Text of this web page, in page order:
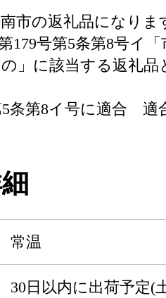
市の返礼品になりま
179号第5条第8号イ
」に該当する返礼
条第8イ号に適合 適
常温
30日以内に出荷予定(